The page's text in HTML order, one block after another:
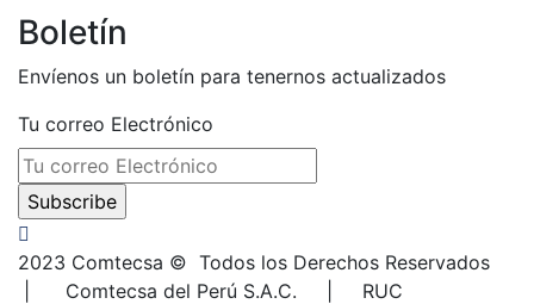
Boletín
Envíenos un boletín para tenernos actualizados
Tu correo Electrónico
2023 Comtecsa © Todos los Derechos Reservados
| Comtecsa del Perú S.A.C. | RUC